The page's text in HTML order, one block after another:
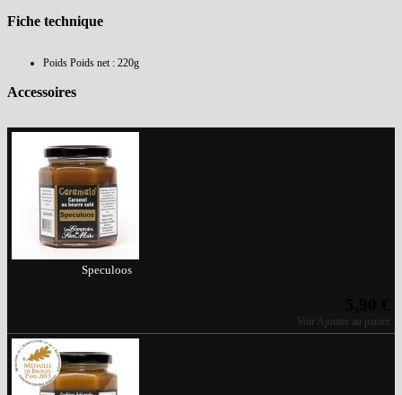
Fiche technique
Poids Poids net : 220g
Accessoires
Speculoos
Voir Ajouter au panier